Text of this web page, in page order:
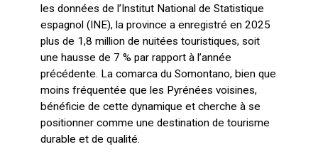
les données de l’Institut National de Statistique
espagnol (INE), la province a enregistré en 2025
plus de 1,8 million de nuitées touristiques, soit
une hausse de 7 % par rapport à l’année
précédente. La comarca du Somontano, bien que
moins fréquentée que les Pyrénées voisines,
bénéficie de cette dynamique et cherche à se
positionner comme une destination de tourisme
durable et de qualité.